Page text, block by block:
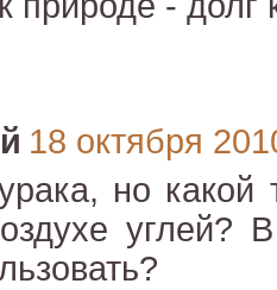
18 октября
но какой
углей?